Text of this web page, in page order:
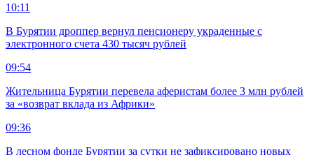
10:11
В Бурятии дроппер вернул пенсионеру украденные с
электронного счета 430 тысяч рублей
09:54
Жительница Бурятии перевела аферистам более 3 млн рублей
за «возврат вклада из Африки»
09:36
В лесном фонде Бурятии за сутки не зафиксировано новых